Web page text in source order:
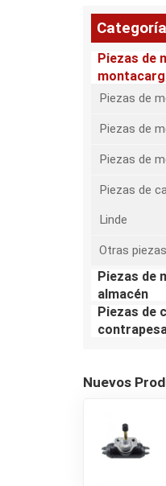
Piezas de
Piezas de
Piezas de
Piezas de
Piezas de
Linde
Otras
Piezas de
almacén
Piezas de
Nuevos